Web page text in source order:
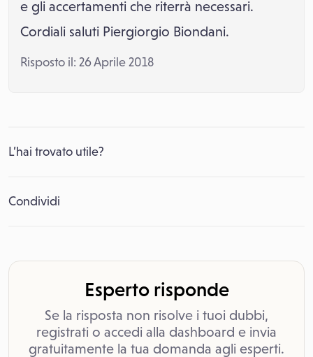
e gli accertamenti che riterrà necessari.
Cordiali saluti Piergiorgio Biondani.
Risposto il: 26 Aprile 2018
L’hai trovato utile?
Condividi
Esperto risponde
Se la risposta non risolve i tuoi dubbi,
registrati o accedi alla dashboard e invia
gratuitamente la tua domanda agli esperti.